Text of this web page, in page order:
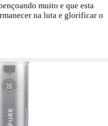
muito e que esta
na luta e glorificar o